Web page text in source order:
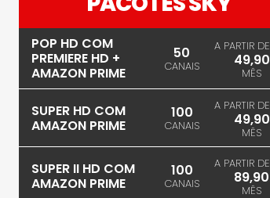
POP HD COM
PREMIERE HD +
AMAZON PRIME
50
CANAIS
A PARTIR DE
49,90
MÊS
SUPER HD COM
AMAZON PRIME
100
CANAIS
A PARTIR DE
49,90
MÊS
SUPER II HD COM
AMAZON PRIME
100
CANAIS
A PARTIR DE
89,90
MÊS